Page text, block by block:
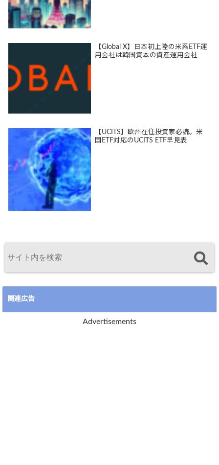
【Global X】日本初上陸の米系ETF運
用会社は韓国資本の資産運用会社
【UCITS】欧州在住投資家必読。米
国ETF対応のUCITS ETF早見表
関連広告
Advertisements